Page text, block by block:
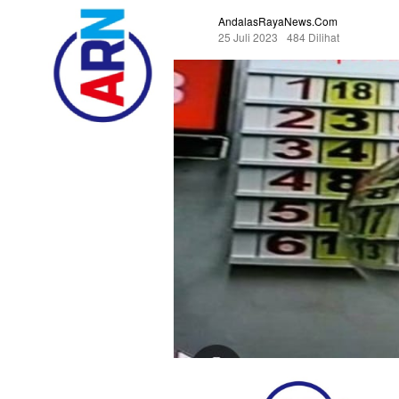
AndalasRayaNews.com
25 Juli 2023
484 Dilihat